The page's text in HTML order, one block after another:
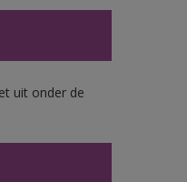
uit onder de